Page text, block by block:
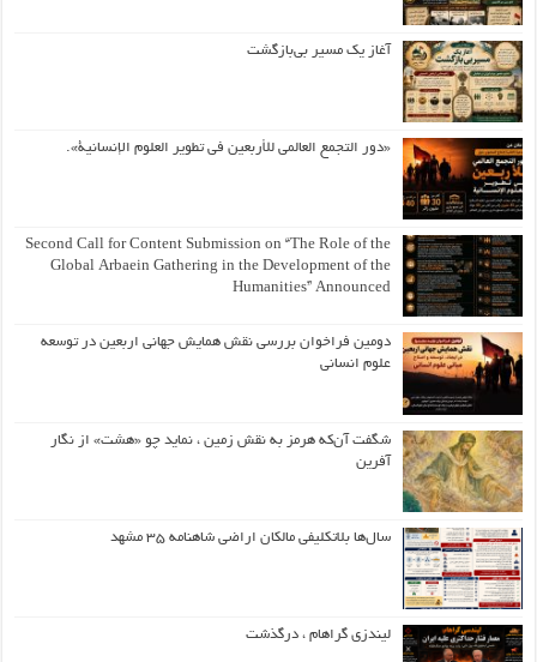
آغاز یک مسیر بی‌بازگشت
«دور التجمع العالمي للأربعين في تطوير العلوم الإنسانية».
Second Call for Content Submission on “The Role of the
Global Arbaein Gathering in the Development of the
Humanities” Announced
دومین فراخوان بررسی نقش همایش جهانی اربعین در توسعه
علوم انسانی
شگفت آن‌که هرمز به نقش زمین ، نماید چو «هشت» از نگار
آفرین
سال‌ها بلاتکلیفی مالکان اراضی شاهنامه ۳۵ مشهد
لیندزی گراهام ، درگذشت